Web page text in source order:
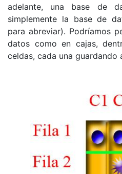
adelante, una base de
simplemente la base de
para abreviar). Podríamos
datos como en cajas,
celdas, cada una guardando